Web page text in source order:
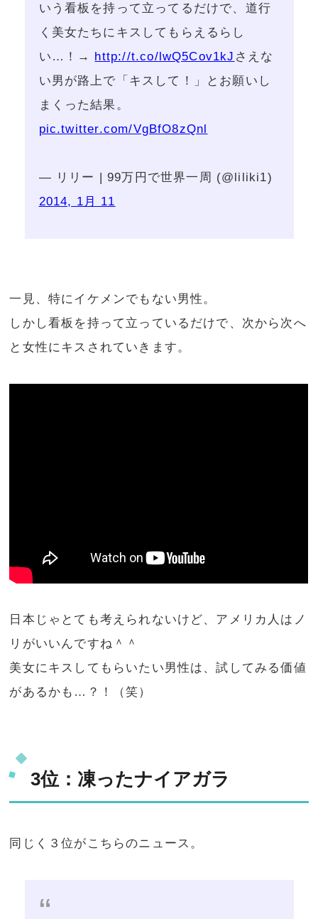
いう看板を持って立ってるだけで、道行
く美女たちにキスしてもらえるらし
い…！→ http://t.co/lwQ5Cov1kJ さえな
い男が路上で「キスして！」とお願いし
まくった結果。
pic.twitter.com/VgBfO8zQnl
— リリー | 99万円で世界一周 (@liliki1)
2014, 1月 11
一見、特にイケメンでもない男性。
しかし看板を持って立っているだけで、次から次へ
と女性にキスされていきます。
日本じゃとても考えられないけど、アメリカ人はノ
リがいいんですね＾＾
美女にキスしてもらいたい男性は、試してみる価値
があるかも…？！（笑）
3位：凍ったナイアガラ
同じく３位がこちらのニュース。